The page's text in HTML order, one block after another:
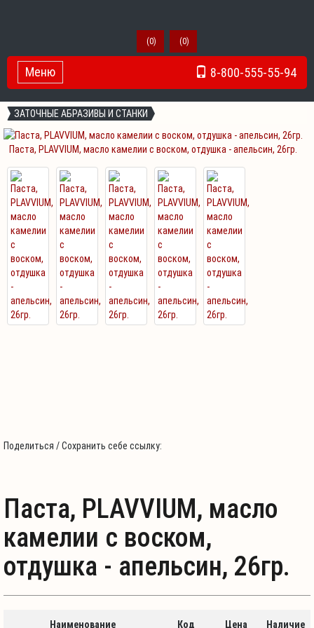
(0) (0)
8-800-555-55-94
Toggle Navigation
Меню
ЗАТОЧНЫЕ АБРАЗИВЫ И СТАНКИ
Паста, PLAVVIUM, масло камелии с воском, отдушка - апельсин, 26гр.
Поделиться / Сохранить себе ссылку:
Паста, PLAVVIUM, масло
камелии с воском,
отдушка - апельсин, 26гр.
Наименование Код Цена Наличие